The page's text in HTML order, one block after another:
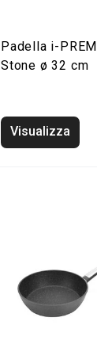
Padella i-
Stone ø 32 cm
Visualizza